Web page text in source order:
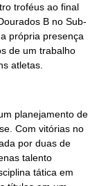
troféus ao final
B no Sub-
própria presença
de um trabalho
atletas.
planejamento de
Com vitórias no
por duas de
talento
tática em